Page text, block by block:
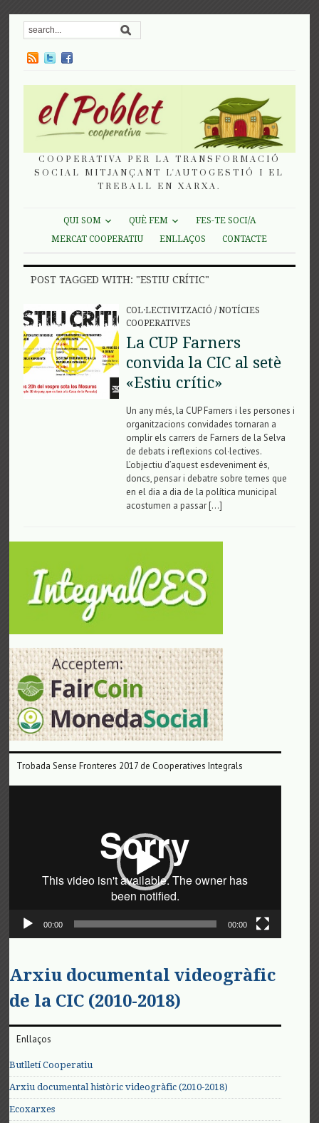
COOPERATIVA PER LA TRANSFORMACIÓ
SOCIAL MITJANÇANT L'AUTOGESTIÓ I EL
TREBALL EN XARXA.
QUI SOM QUÈ FEM
FES-TE SOCI/A
MERCAT COOPERATIU
ENLLAÇOS CONTACTE
POST TAGGED WITH: "ESTIU CRÍTIC"
COL·LECTIVITZACIÓ /NOTÍCIES
COOPERATIVES
La CUP Farners
convida la CIC al setè
«Estiu crític»
Un any més, la CUP Farners i les persones i
organitzacions convidades tornaran a
omplir els carrers de Farners de la Selva
de debats i reflexions col·lectives.
L’objectiu d’aquest esdeveniment és,
doncs, pensar i debatre sobre temes que
en el dia a dia de la política municipal
acostumen a passar […]
Trobada Sense Fronteres 2017 de Cooperatives Integrals
00:00 00:00
Arxiu documental videogràfic
de la CIC (2010-2018)
Enllaços
Butlletí Cooperatiu
Arxiu documental històric videogràfic (2010-2018)
Ecoxarxes